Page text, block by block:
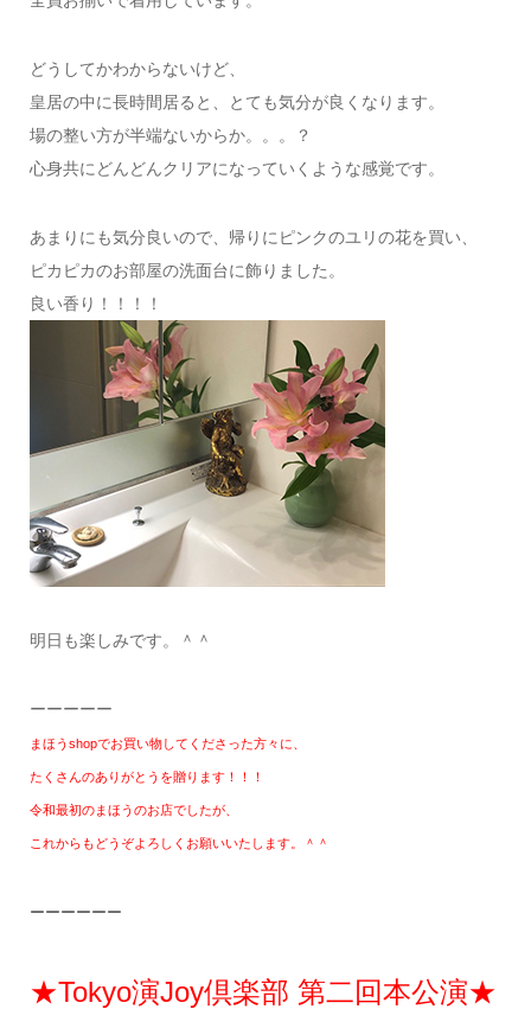
どうしてかわからないけど、
皇居の中に長時間居ると、とても気分が良くなります。
場の整い方が半端ないからか。。。？
心身共にどんどんクリアになっていくような感覚です。
あまりにも気分良いので、帰りにピンクのユリの花を買い、
ピカピカのお部屋の洗面台に飾りました。
良い香り！！！！
明日も楽しみです。＾＾
ーーーーー
まほうshopでお買い物してくださった方々に、
たくさんのありがとうを贈ります！！！
令和最初のまほうのお店でしたが、
これからもどうぞよろしくお願いいたします。＾＾
ーーーーーー
★Tokyo演Joy倶楽部 第二回本公演★